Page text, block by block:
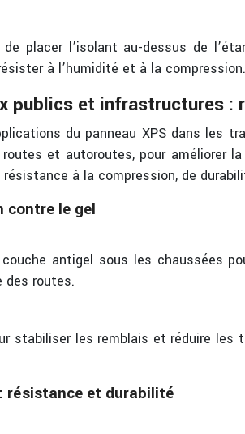
placer l’isolant au-dessus de
à l’humidité et à la compression.
publics et infrastructures :
du panneau XPS dans les
et autoroutes, pour améliorer
à la compression, de
contre le gel
couche antigel sous les
des routes.
stabiliser les remblais et réduire
résistance et durabilité